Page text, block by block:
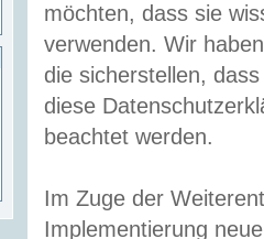
möchten, dass sie
verwenden. Wir
die sicherstellen,
diese
beachtet werden.
Im Zuge der
Implementierung